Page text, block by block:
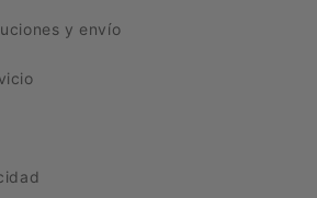
y envío